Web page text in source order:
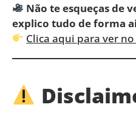
Não te esqueças de
explico tudo de forma
Clica aqui para ver no